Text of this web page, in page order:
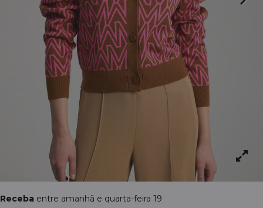
Receba entre amanhã e quarta-feira 19